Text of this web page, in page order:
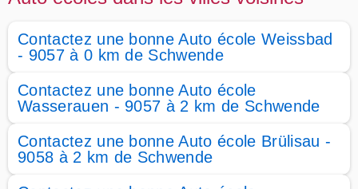
Contactez une bonne Auto école Weissbad
- 9057 à 0 km de Schwende
Contactez une bonne Auto école
Wasserauen - 9057 à 2 km de Schwende
Contactez une bonne Auto école Brülisau -
9058 à 2 km de Schwende